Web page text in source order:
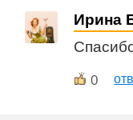
Ирина
0